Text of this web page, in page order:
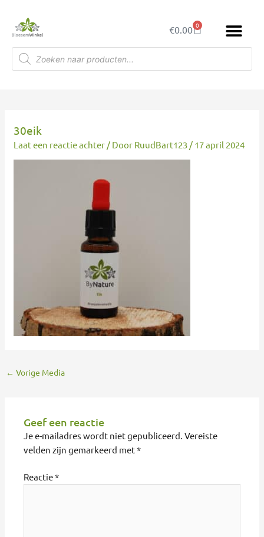
inhoud
€0.00 0
Winkelwagen
Producten
zoeken
30eik
Laat een reactie achter / Door RuudBart123 / 17 april 2024
← Vorige Media
Geef een reactie
Je e-mailadres wordt niet gepubliceerd. Vereiste
velden zijn gemarkeerd met*
Reactie*